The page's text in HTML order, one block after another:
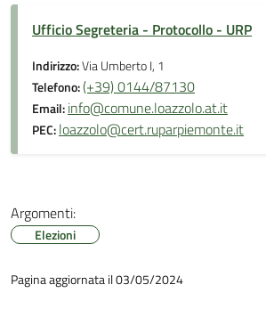
Ufficio Segreteria - Protocollo - URP
Indirizzo:Via Umberto I, 1
Telefono:(+39) 0144/87130
Email:info@comune.loazzolo.at.it
PEC:loazzolo@cert.ruparpiemonte.it
Argomenti:
Elezioni
Pagina aggiornata il 03/05/2024